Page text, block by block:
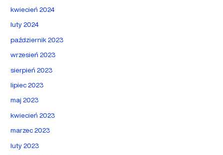
kwiecień 2024
luty 2024
październik 2023
wrzesień 2023
sierpień 2023
lipiec 2023
maj 2023
kwiecień 2023
marzec 2023
luty 2023